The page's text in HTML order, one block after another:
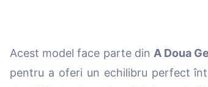
Acest model face parte din A Doua
pentru a oferi un echilibru perfect